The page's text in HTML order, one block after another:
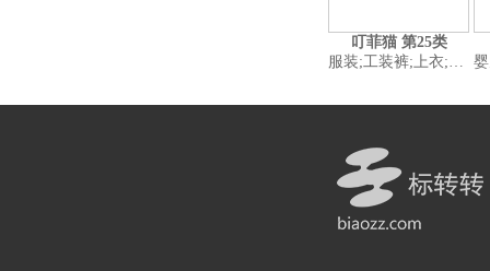
叮菲猫 第25类
服装;工装裤;上衣;童装;睡衣;内裤;婴儿全套衣;鞋(脚上的穿着物);帽子(头戴);袜
婴儿全套衣